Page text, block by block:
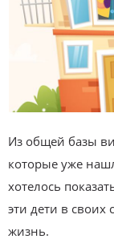
Из общей базы
которые уже
хотелось
эти дети в своих
жизнь.